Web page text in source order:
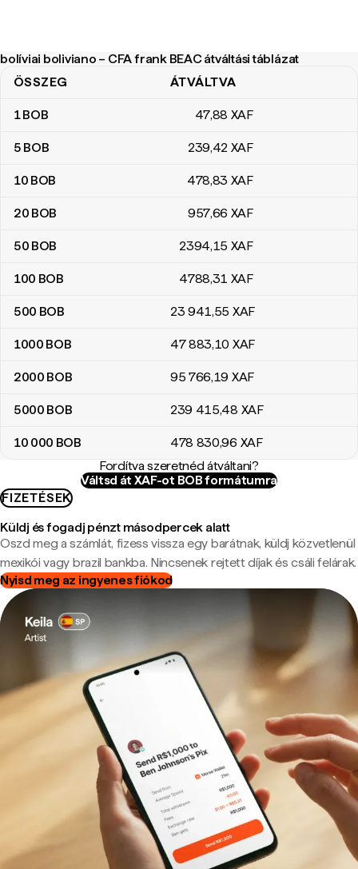
bolíviai boliviano – CFA frank BEAC átváltási táblázat
bolíviai boliviano – CFA frank BEAC átváltási táblázat
ÖSSZEG ÁTVÁLTVA
1BOB 47,88 XAF
5 BOB 239,42 XAF
10 BOB 478,83 XAF
20 BOB 957,66 XAF
50 BOB 2394,15 XAF
100 BOB 4788,31 XAF
500 BOB 23 941,55 XAF
1000 BOB 47 883,10 XAF
2000 BOB 95 766,19 XAF
5000 BOB 239 415,48 XAF
10 000 BOB 478 830,96 XAF
Fordítva szeretnéd átváltani?
Váltsd át XAF-ot BOB formátumra
FIZETÉSEK
Küldj és fogadj pénzt másodpercek alatt
Oszd meg a számlát, fizess vissza egy barátnak, küldj közvetlenül
mexikói vagy brazil bankba. Nincsenek rejtett díjak és csáli felárak.
Nyisd meg az ingyenes fiókod